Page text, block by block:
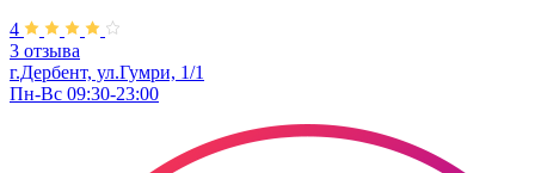
4
3 отзыва
г.Дербент, ул.Гумри, 1/1
Пн-Вс 09:30-23:00